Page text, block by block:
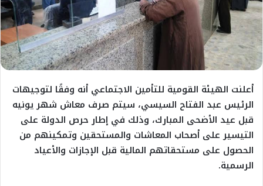
أعلنت الهيئة القومية للتأمين الاجتماعي أنه وفقًا لتوجيهات
الرئيس عبد الفتاح السيسي، سيتم صرف معاش شهر يونيه
قبل عيد الأضحى المبارك، وذلك في إطار حرص الدولة على
التيسير على أصحاب المعاشات والمستحقين وتمكينهم من
الحصول على مستحقاتهم المالية قبل الإجازات والأعياد
الرسمية.